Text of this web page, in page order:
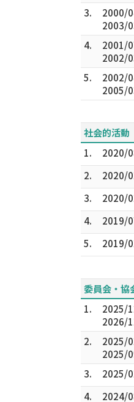
3.
2000/
2003/
4.
2001/
2002/
5.
2002/
2005/
社会的活動
1.
2020/
2.
2020/
3.
2020/
4.
2019/
5.
2019/
委員会・協
1.
2025/
2026/
2.
2025/
2025/
3. 2025/
4.
2024/